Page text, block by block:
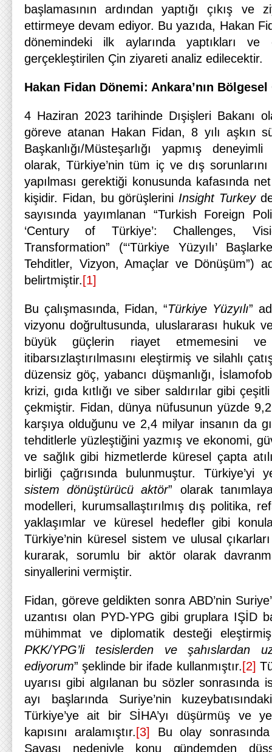
başlamasının ardından yaptığı çıkış ve
ettirmeye devam ediyor. Bu yazıda, Hakan
dönemindeki ilk aylarında yaptıkları
gerçekleştirilen Çin ziyareti analiz edilecektir.
Hakan Fidan Dönemi: Ankara’nın Bölgesel
4 Haziran 2023 tarihinde Dışişleri Bakanı
göreve atanan Hakan Fidan, 8 yılı aşkın
Başkanlığı/Müsteşarlığı yapmış
olarak, Türkiye’nin tüm iç ve dış
yapılması gerektiği konusunda kafasında
kişidir. Fidan, bu görüşlerini Insight Turkey
sayısında yayımlanan “Turkish Foreign
‘Century of Türkiye’: Challenges,
Transformation” (“‘Türkiye Yüzyılı’
Tehditler, Vizyon, Amaçlar ve Dönüşüm”)
belirtmiştir. [1]
Bu çalışmasında, Fidan, “Türkiye Yüzyılı”
vizyonu doğrultusunda, uluslararası hukuk
büyük güçlerin riayet etmemesini ve
itibarsızlaştırılmasını eleştirmiş ve silahlı
düzensiz göç, yabancı düşmanlığı,
krizi, gıda kıtlığı ve siber saldırılar gibi
çekmiştir. Fidan, dünya nüfusunun yüzde
karşıya olduğunu ve 2,4 milyar insanın da
tehditlerle yüzleştiğini yazmış ve ekonomi,
ve sağlık gibi hizmetlerde küresel çapta
birliği çağrısında bulunmuştur. Türkiye’yi
sistem dönüştürücü aktör” olarak
modelleri, kurumsallaştırılmış dış politika,
yaklaşımlar ve küresel hedefler gibi
Türkiye’nin küresel sistem ve ulusal
kurarak, sorumlu bir aktör olarak
sinyallerini vermiştir.
Fidan, göreve geldikten sonra ABD’nin
uzantısı olan PYD-YPG gibi gruplara IŞİD
mühimmat ve diplomatik desteği
PKK/YPG’li tesislerden ve şahıslardan
ediyorum” şeklinde bir ifade kullanmıştır. [2]
uyarısı gibi algılanan bu sözler sonrasında
ayı başlarında Suriye’nin
Türkiye’ye ait bir SİHA’yı düşürmüş ve
kapısını aralamıştır. [3]
Bu olay
Savaşı nedeniyle konu gündemden